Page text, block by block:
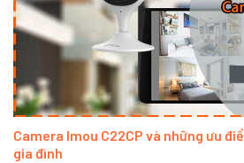
Camera Imou C22CP và những ưu
gia đình